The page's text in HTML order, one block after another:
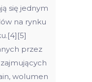
się jednym
na rynku
przez
wolumen